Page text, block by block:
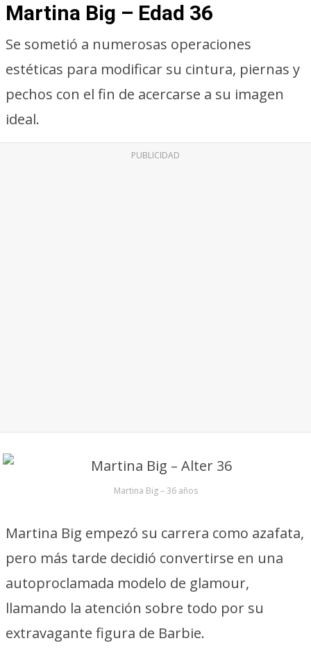
Martina Big – Edad 36
Se sometió a numerosas operaciones
estéticas para modificar su cintura, piernas y
pechos con el fin de acercarse a su imagen
ideal.
PUBLICIDAD
Martina Big – 36 años
Martina Big empezó su carrera como azafata,
pero más tarde decidió convertirse en una
autoproclamada modelo de glamour,
llamando la atención sobre todo por su
extravagante figura de Barbie.